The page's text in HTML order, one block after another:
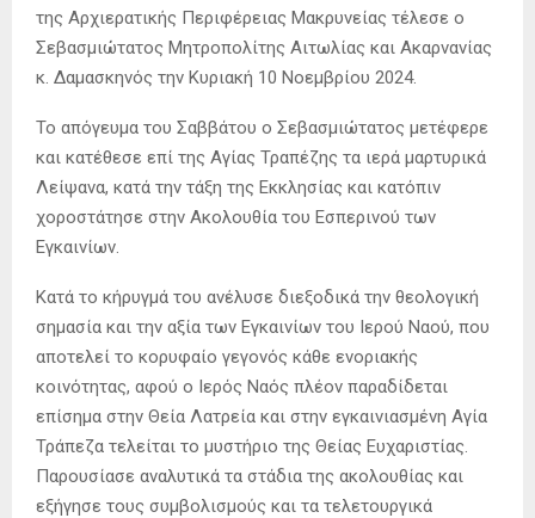
της Αρχιερατικής Περιφέρειας Μακρυνείας τέλεσε ο
Σεβασμιώτατος Μητροπολίτης Αιτωλίας και Ακαρνανίας
κ. Δαμασκηνός την Κυριακή 10 Νοεμβρίου 2024.
Το απόγευμα του Σαββάτου ο Σεβασμιώτατος μετέφερε
και κατέθεσε επί της Αγίας Τραπέζης τα ιερά μαρτυρικά
Λείψανα, κατά την τάξη της Εκκλησίας και κατόπιν
χοροστάτησε στην Ακολουθία του Εσπερινού των
Εγκαινίων.
Κατά το κήρυγμά του ανέλυσε διεξοδικά την θεολογική
σημασία και την αξία των Εγκαινίων του Ιερού Ναού, που
αποτελεί το κορυφαίο γεγονός κάθε ενοριακής
κοινότητας, αφού ο Ιερός Ναός πλέον παραδίδεται
επίσημα στην Θεία Λατρεία και στην εγκαινιασμένη Αγία
Τράπεζα τελείται το μυστήριο της Θείας Ευχαριστίας.
Παρουσίασε αναλυτικά τα στάδια της ακολουθίας και
εξήγησε τους συμβολισμούς και τα τελετουργικά